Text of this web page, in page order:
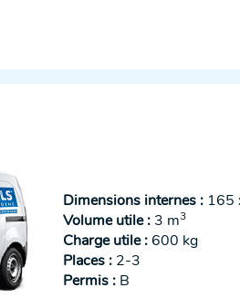
Dimensions internes : 165
Volume utile : 3 m3
Charge utile :600 kg
Places : 2-3
Permis : B